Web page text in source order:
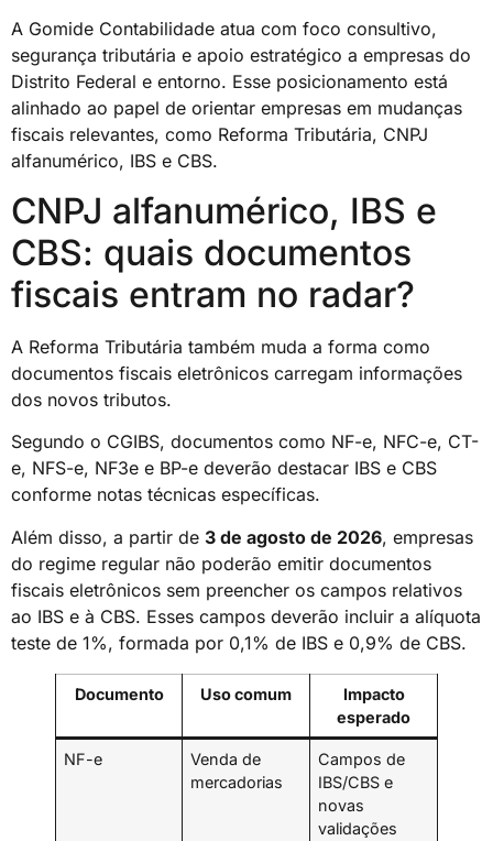
A Gomide Contabilidade atua com foco consultivo,
segurança tributária e apoio estratégico a empresas do
Distrito Federal e entorno. Esse posicionamento está
alinhado ao papel de orientar empresas em mudanças
fiscais relevantes, como Reforma Tributária, CNPJ
alfanumérico, IBS e CBS.
CNPJ alfanumérico, IBS e
CBS: quais documentos
fiscais entram no radar?
A Reforma Tributária também muda a forma como
documentos fiscais eletrônicos carregam informações
dos novos tributos.
Segundo o CGIBS, documentos como NF-e, NFC-e, CT-
e, NFS-e, NF3e e BP-e deverão destacar IBS e CBS
conforme notas técnicas específicas.
Além disso, a partir de 3 de agosto de 2026, empresas
do regime regular não poderão emitir documentos
fiscais eletrônicos sem preencher os campos relativos
ao IBS e à CBS. Esses campos deverão incluir a alíquota
teste de 1%, formada por 0,1% de IBS e 0,9% de CBS.
Documento Uso comum
Impacto
esperado
NF-e
Venda de
mercadorias
Campos de
IBS/CBS e
novas
validações